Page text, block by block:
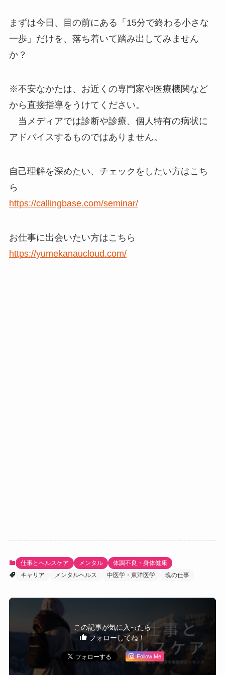
まずは今日、目の前にある「15分で終わる小さな
一歩」だけを、落ち着いて踏み出してみません
か？
※不安なかたは、お近くの専門家や医療機関など
から直接指導をうけてください。
当メディアでは診断や診療、個人特有の病状に
アドバイスするものではありません。
自己理解を深めたい、チェックをしたい方はこち
ら
https://callingbase.com/seminar/
お仕事に出会いたい方はこちら
https://yumekanaucloud.com/
仕事とヘルスケア メンタル
体調不良・身体健康
キャリア
メンタルヘルス 中医学・東洋医学 魂の仕事
この記事が気に入ったら
フォローしてね！
Follow Me